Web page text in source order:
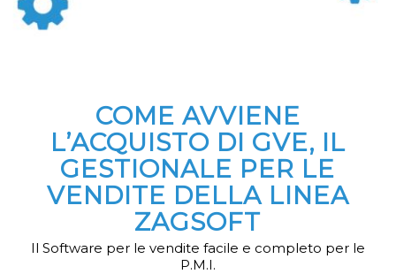
COME AVVIENE
L’ACQUISTO DI GVE, IL
GESTIONALE PER LE
VENDITE DELLA LINEA
ZAGSOFT
Il Software per le vendite facile e completo per le
P.M.I.